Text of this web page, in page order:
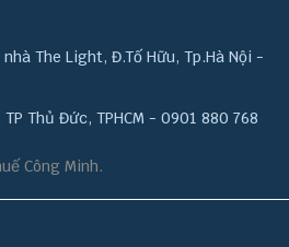
The Light, Đ.Tố Hữu, Tp.Hà Nội -
Thủ Đức, TPHCM - 0901 880 768
Công Minh.